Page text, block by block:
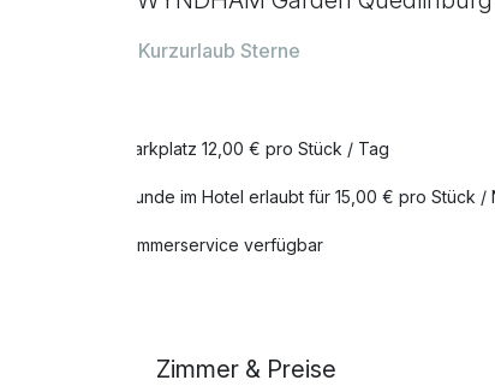
Kurzurlaub Sterne
Parkplatz 12,00 € pro Stück / Tag
Hunde im Hotel erlaubt für 15,00 € pro Stück /
Zimmerservice verfügbar
Zimmer & Preise